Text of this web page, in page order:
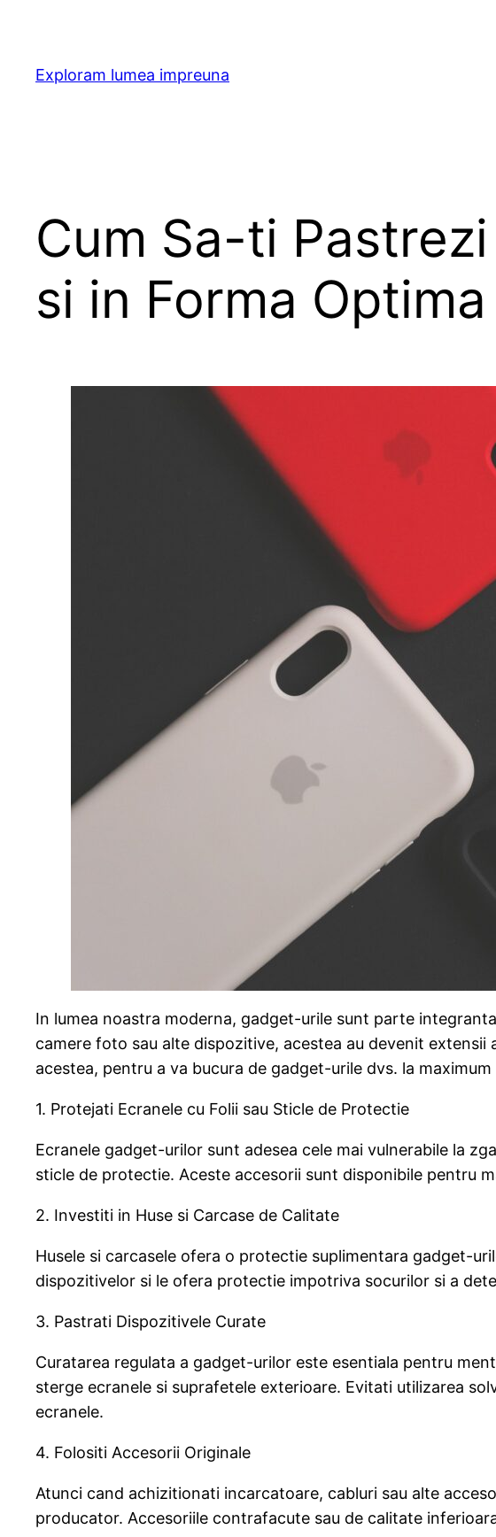
content
Exploram lumea impreuna
Cum Sa-ti
si in Forma Optima
In lumea noastra moderna, gadget-urile sunt parte
camere foto sau alte dispozitive, acestea au devenit
acestea, pentru a va bucura de gadget-urile dvs. la
1. Protejati Ecranele cu Folii sau Sticle de Protectie
Ecranele gadget-urilor sunt adesea cele mai vulnerabile la
sticle de protectie. Aceste accesorii sunt disponibile pentru
2. Investiti in Huse si Carcase de Calitate
Husele si carcasele ofera o protectie suplimentara gadget-
dispozitivelor si le ofera protectie impotriva socurilor si a
3. Pastrati Dispozitivele Curate
Curatarea regulata a gadget-urilor este esentiala pentru
sterge ecranele si suprafetele exterioare. Evitati utilizarea
ecranele.
4. Folositi Accesorii Originale
Atunci cand achizitionati incarcatoare, cabluri sau alte
producator. Accesoriile contrafacute sau de calitate